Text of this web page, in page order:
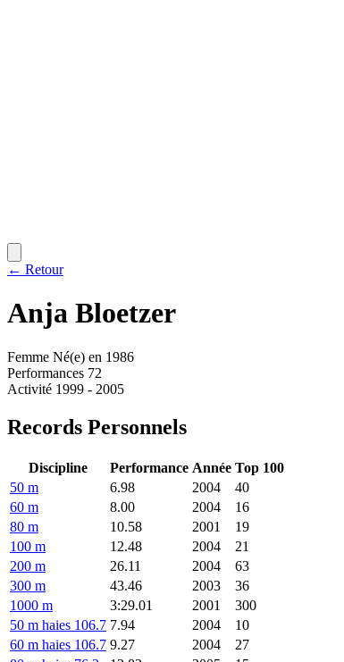
← Retour
Anja Bloetzer
Femme Né(e) en 1986
Performances 72
Activité 1999 - 2005
Records Personnels
Discipline Performance Année Top 100
50 m
6.98 2004
40
60 m
8.00 2004
16
80 m
10.58 2001
19
100 m
12.48 2004
21
200 m
26.11 2004
63
300 m
43.46 2003
36
1000 m
3:29.01 2001
300
50 m haies 106.7 7.94 2004
10
60 m haies 106.7 9.27 2004
27